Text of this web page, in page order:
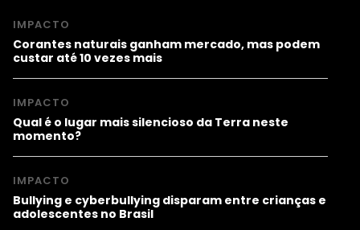
IMPACTO
Corantes naturais ganham mercado, mas podem
custar até 10 vezes mais
IMPACTO
Qual é o lugar mais silencioso da Terra neste
momento?
IMPACTO
Bullying e cyberbullying disparam entre crianças e
adolescentes no Brasil